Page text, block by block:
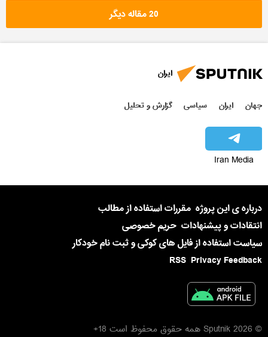
20 مقاله دیگر
ایران
جهان ایران سیاسی گزارش و تحلیل
Iran Media
درباره ی این پروژه مقررات استفاده از مطالب
انتقادات و پیشنهادات حریم خصوصی
سیاست استفاده از فایل های کوکی و ثبت نام خودکار
Privacy Feedback
RSS
© 2026 Sputnik همه حقوق محفوظ است 18+